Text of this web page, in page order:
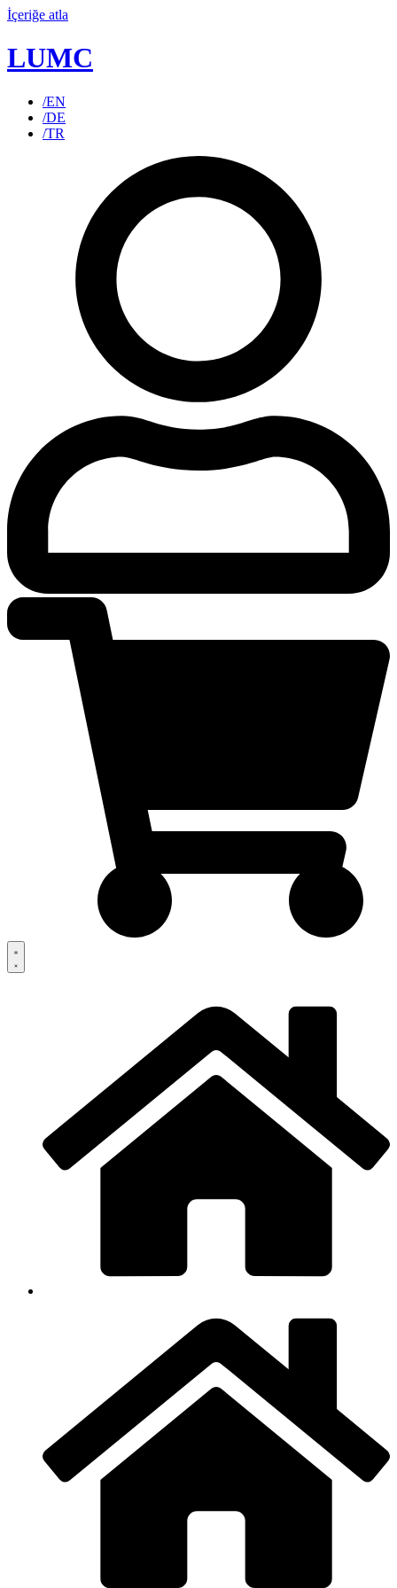
İçeriğe atla
LUMC
/EN
/DE
/TR